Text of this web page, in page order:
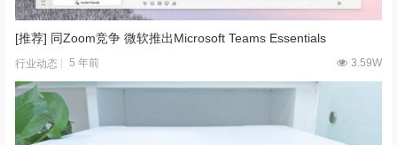
[推荐] 同Zoom竞争 微软推出Microsoft Teams Essentials
行业动态 5 年前 3.59W